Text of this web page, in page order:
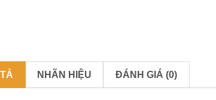
NHÃN HIỆU ĐÁNH GIÁ (0)